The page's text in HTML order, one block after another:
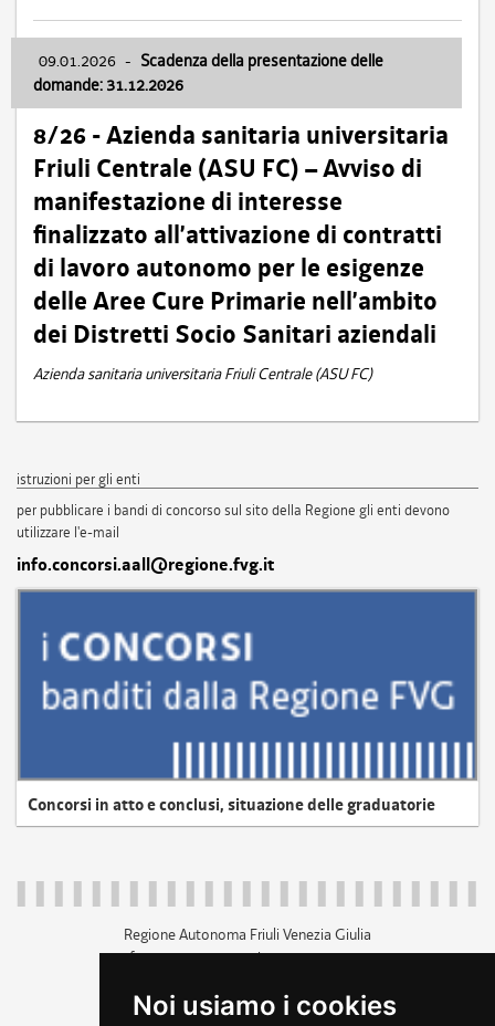
Noi usiamo i cookies
09.01.2026 - Scadenza della presentazione delle
domande: 31.12.2026
8/26 - Azienda sanitaria universitaria
Friuli Centrale (ASU FC) – Avviso di
manifestazione di interesse
finalizzato all’attivazione di contratti
di lavoro autonomo per le esigenze
delle Aree Cure Primarie nell’ambito
dei Distretti Socio Sanitari aziendali
Azienda sanitaria universitaria Friuli Centrale (ASU FC)
istruzioni per gli enti
per pubblicare i bandi di concorso sul sito della Regione gli enti devono
utilizzare l'e-mail
info.concorsi.aall@regione.fvg.it
Concorsi in atto e conclusi, situazione delle graduatorie
Regione Autonoma Friuli Venezia Giulia
c.f. 80014930327; p.iva 00526040324
+39 040 3771111